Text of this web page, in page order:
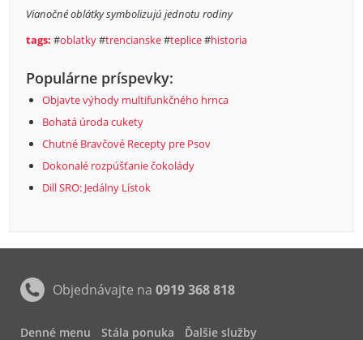
Vianočné oblátky symbolizujú jednotu rodiny
tags: #oblatky#trencianske#teplice#historia
Populárne príspevky:
Objavte výhody multifunkčného hrnca
Bohatá úroda cukety
Chutné Bravčové Recepty pre Psov
Dokonalé rozpúšťanie čokolády
Dill SRO: Jedálny Lístok
Objednávajte na 0919 368 818
Denné menu Stála ponuka Ďalšie služby